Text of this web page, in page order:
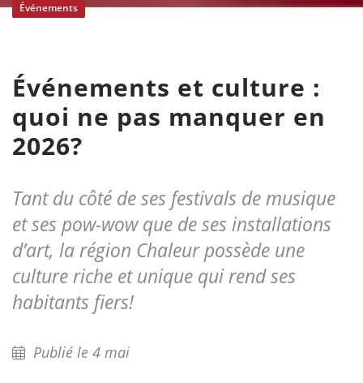
Événements
Événements et culture :
quoi ne pas manquer en
2026?
Tant du côté de ses festivals de musique
et ses pow-wow que de ses installations
d’art, la région Chaleur possède une
culture riche et unique qui rend ses
habitants fiers!
Publié le 4 mai